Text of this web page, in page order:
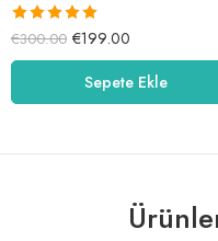
5 üzerinden
5.00oy aldı
€300.00 €199.00
Sepete Ekle